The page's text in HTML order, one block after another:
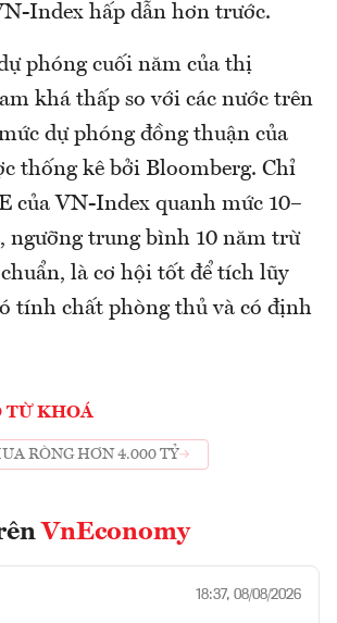
Index hấp dẫn hơn trước.
phóng cuối năm của thị
khá thấp so với các nước trên
dự phóng đồng thuận của
thống kê bởi Bloomberg. Chỉ
của VN-Index quanh mức 10–
ngưỡng trung bình 10 năm trừ
là cơ hội tốt để tích lũy
tính chất phòng thủ và có định
TỪ KHOÁ
RÒNG HƠN 4.000 TỶ
VnEconomy
18:37, 08/08/2026